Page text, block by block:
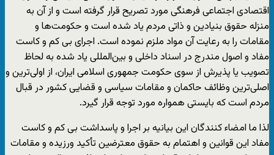
اقتصادی اجتماعی فرهنگی مورد تصریح قرار گرفته است و از آن به
منزله حقوق بنیادین و ذاتی مردم یاد شده است و حکومت‌ها و
مقامات را به رعایت آن مواد ملزم نموده است. اجرای بی کم و کاست
مفاد و اصول مندرج در اسناد داخلی و بین‌المللی یاد شده به لحاظ
تصویب یا پذیرش از سوی حکومت جمهوری اسلامی ایران، از اولی‌ترین و
اصلی‌ترین وظائف حاکمان و مقامات سیاسی و قضایی کشور در قبال
مردم است که بایستی همواره مورد توجه قرار گیرد.
لذا ما امضاء کنندگان این بیانیه بر اجرا و پاسداشت بی کم و کاست
مفاد این قوانین و اهتمام به حقوق معترضین تأکید ورزیده و مقامات